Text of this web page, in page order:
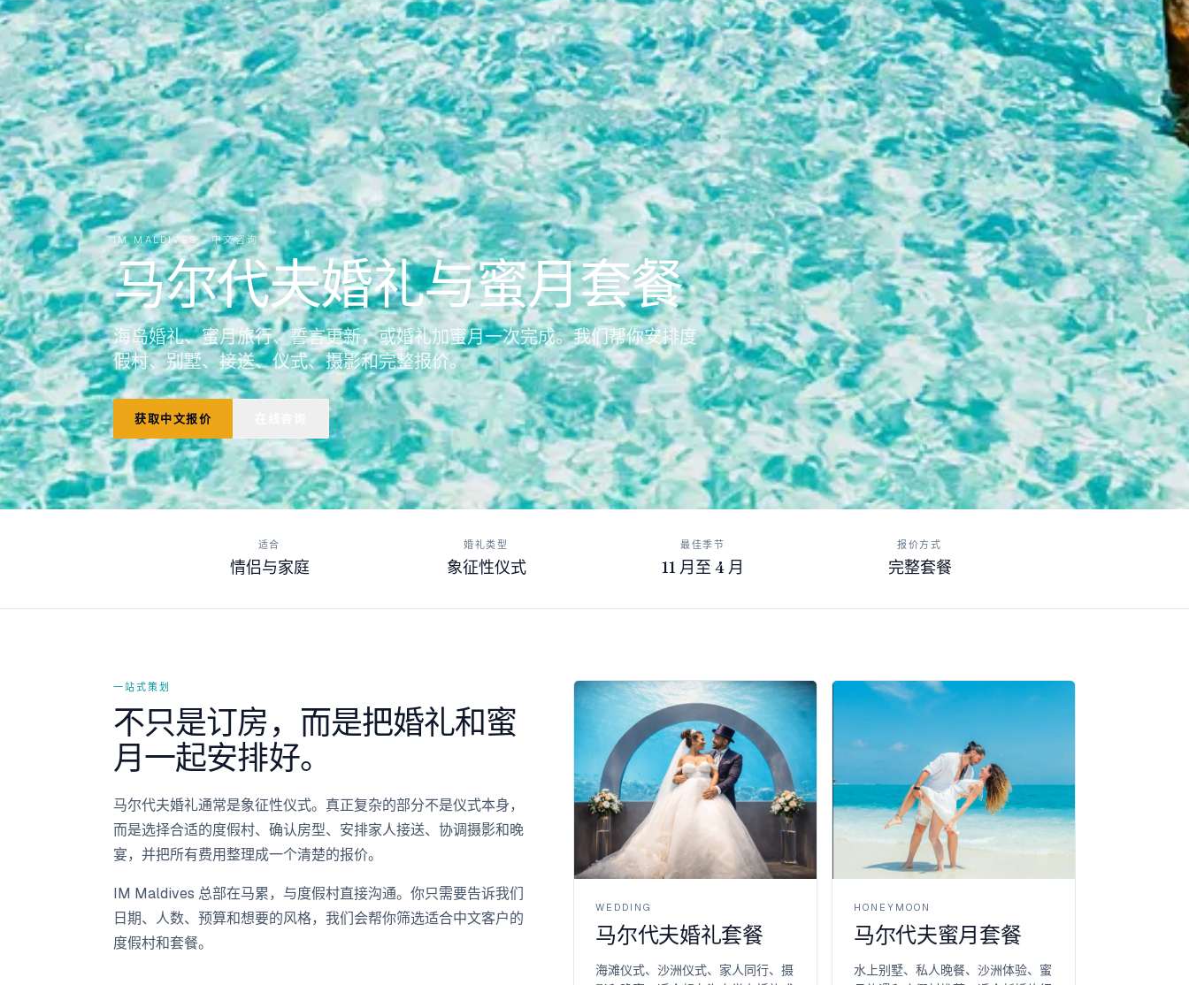
IM MALDIVES · 中文咨询
马尔代夫婚礼与蜜月套餐
海岛婚礼、蜜月旅行、誓言更新，或婚礼加蜜月一次完成。我们帮你安排度
假村、别墅、接送、仪式、摄影和完整报价。
获取中文报价
适合
情侣与家庭
婚礼类型
象征性仪式
最佳季节
11 月至 4 月
报价方式
完整套餐
一站式策划
不只是订房，而是把婚礼和蜜
月一起安排好。
马尔代夫婚礼通常是象征性仪式。真正复杂的部分不是仪式本身，
而是选择合适的度假村、确认房型、安排家人接送、协调摄影和晚
宴，并把所有费用整理成一个清楚的报价。
IM Maldives 总部在马累，与度假村直接沟通。你只需要告诉我们
日期、人数、预算和想要的风格，我们会帮你筛选适合中文客户的
度假村和套餐。
WEDDING
马尔代夫婚礼套餐
海滩仪式、沙洲仪式、家人同行、摄
HONEYMOON
马尔代夫蜜月套餐
水上别墅、私人晚餐、沙洲体验、蜜